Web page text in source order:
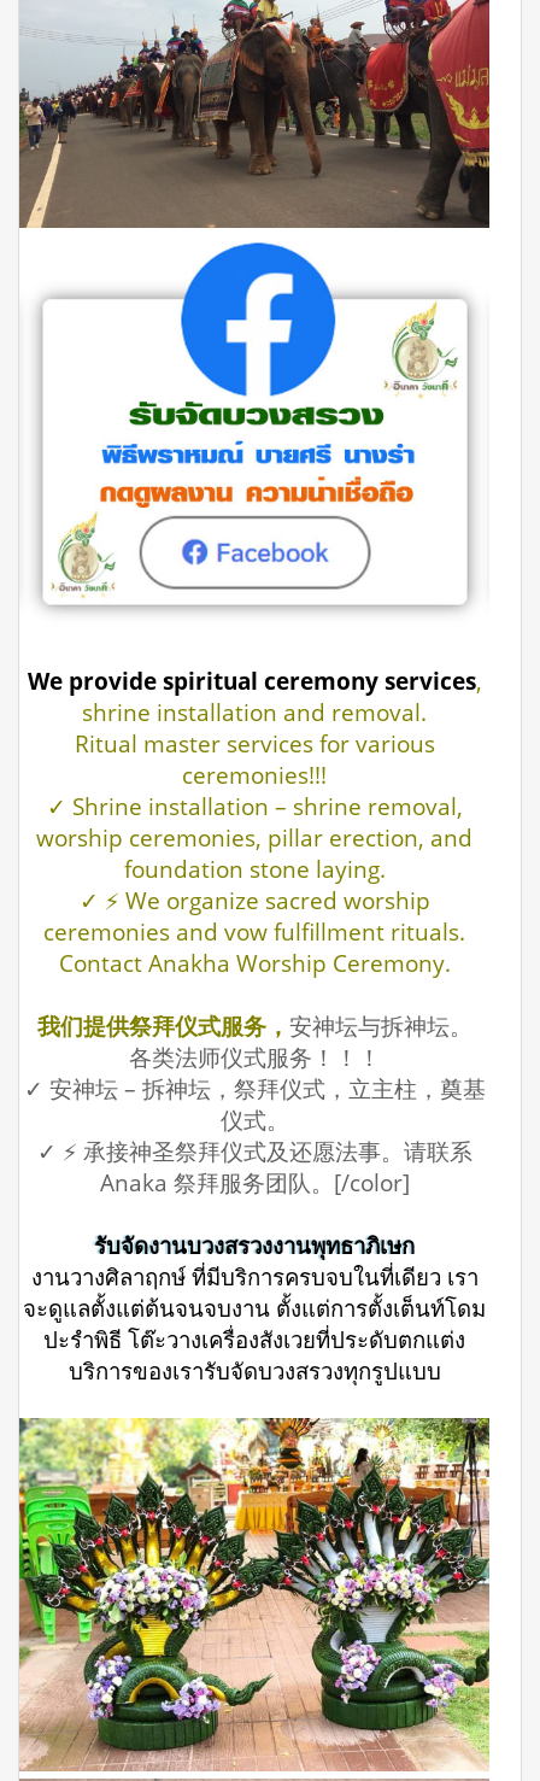
We provide spiritual ceremony services,
shrine installation and removal.
Ritual master services for various
ceremonies!!!
✓ Shrine installation – shrine removal,
worship ceremonies, pillar erection, and
foundation stone laying.
✓ ⚡ We organize sacred worship
ceremonies and vow fulfillment rituals.
Contact Anakha Worship Ceremony.
我们提供祭拜仪式服务， 安神坛与拆神坛。
各类法师仪式服务！！！
✓ 安神坛 – 拆神坛，祭拜仪式，立主柱，奠基
仪式。
✓ ⚡ 承接神圣祭拜仪式及还愿法事。请联系
Anaka 祭拜服务团队。[/color]
รับจัดงานบวงสรวงงานพุทธาภิเษก
งานวางศิลาฤกษ์ ที่มีบริการครบจบในที่เดียว เรา
จะดูแลตั้งแต่ต้นจนจบงาน ตั้งแต่การตั้งเต็นท์โดม
ปะรำพิธี โต๊ะวางเครื่องสังเวยที่ประดับตกแต่ง
บริการของเรารับจัดบวงสรวงทุกรูปแบบ